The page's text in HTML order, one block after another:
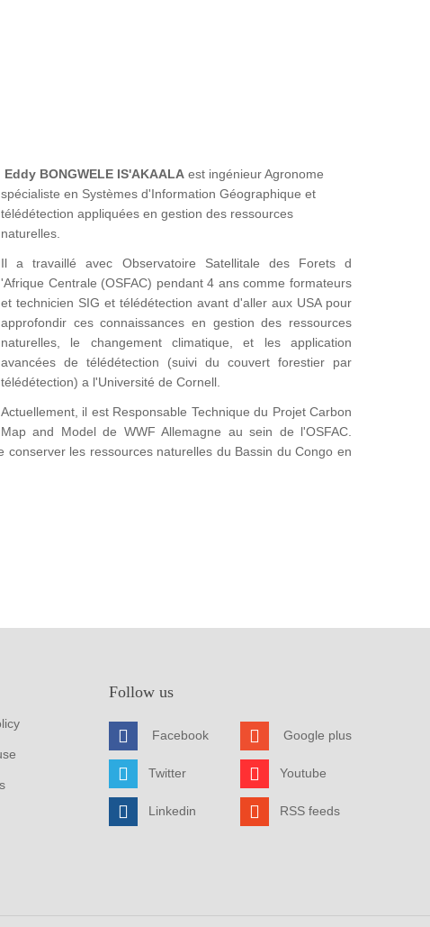
Eddy BONGWELE IS'AKAALA est ingénieur Agronome
spécialiste en Systèmes d'Information Géographique et
télédétection appliquées en gestion des ressources
naturelles.
Il a travaillé avec Observatoire Satellitale des Forets d
'Afrique Centrale (OSFAC) pendant 4 ans comme formateurs
et technicien SIG et télédétection avant d'aller aux USA pour
approfondir ces connaissances en gestion des ressources
naturelles, le changement climatique, et les application
avancées de télédétection (suivi du couvert forestier par
télédétection) a l'Université de Cornell.
Actuellement, il est Responsable Technique du Projet Carbon
Map and Model de WWF Allemagne au sein de l'OSFAC.
les ressources naturelles du Bassin du Congo en
Follow us
Facebook
Twitter
Linkedin
Google plus
Youtube
RSS feeds